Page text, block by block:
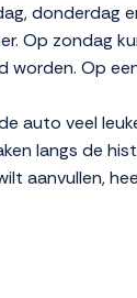
donderdag
Op zondag
worden. Op
auto veel
langs de
aanvullen,